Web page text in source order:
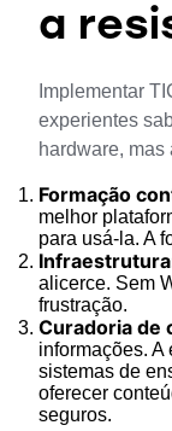
a
Implementar
experientes
hardware, mas
Formação
melhor
para usá-la. A
alicerce. Sem
frustração.
Curadoria de
informações.
sistemas de
oferecer
seguros.